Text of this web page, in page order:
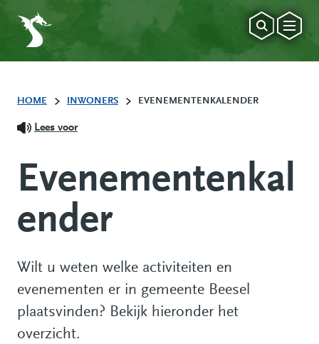
HOME INWONERS EVENEMENTENKALENDER
Lees voor
Evenementenkal
ender
Wilt u weten welke activiteiten en
evenementen er in gemeente Beesel
plaatsvinden? Bekijk hieronder het
overzicht.